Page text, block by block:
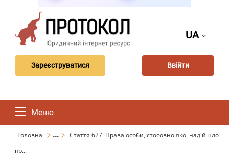
UA
Зареєструватися Ввійти
Меню
Головна ...
Стаття 627. Права особи, стосовно якої надійшло
пр...